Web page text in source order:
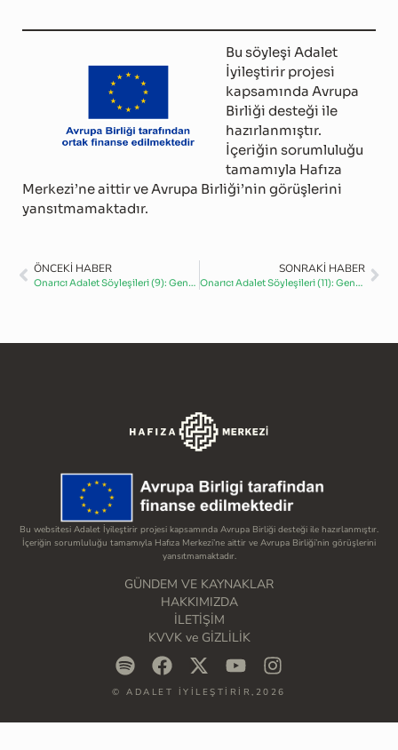
Bu söyleşi Adalet
İyileştirir projesi
kapsamında Avrupa
Birliği desteği ile
hazırlanmıştır.
İçeriğin sorumluluğu
tamamıyla Hafıza
Merkezi’ne aittir ve Avrupa Birliği’nin görüşlerini
yansıtmamaktadır.
ÖNCEKİ HABER
Onarıcı Adalet Söyleşileri (9): Gençler adaleti konuşuyor – I
SONRAKİ HABER
Onarıcı Adalet Söyleşileri (11): Gençler adaleti konuşuyor – III
Bu websitesi Adalet İyileştirir projesi kapsamında Avrupa Birliği desteği ile hazırlanmıştır.
İçeriğin sorumluluğu tamamıyla Hafıza Merkezi’ne aittir ve Avrupa Birliği’nin görüşlerini
yansıtmamaktadır.
GÜNDEM VE KAYNAKLAR
HAKKIMIZDA
İLETİŞİM
KVVK ve GİZLİLİK
© ADALET İYİLEŞTİRİR,2026